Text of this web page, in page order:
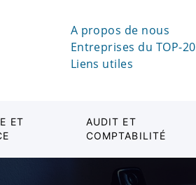
A propos de nous
Entreprises du TOP-20
Liens utiles
ET
AUDIT ET
COMPTABILITÉ